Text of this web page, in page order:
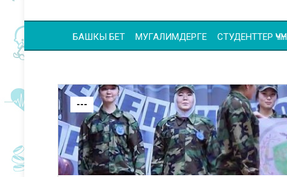
БАШКЫ БЕТ МУГАЛИМДЕРГЕ СТУДЕНТТЕР ҮЧҮН
---